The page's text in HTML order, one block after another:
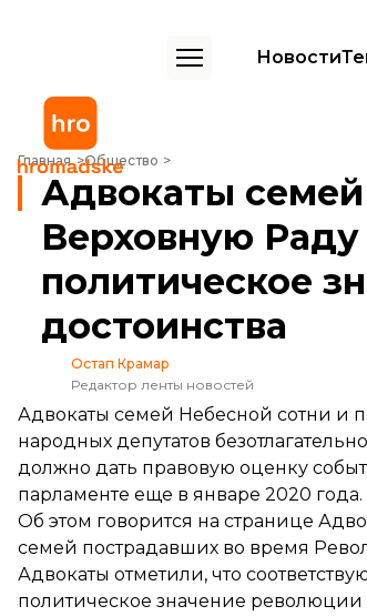
Новости
Главная Общество
Адвокаты семей Небесной сотни призвали
Адвокаты
Верховную
политическое
достоинства
Остап Крамар
Редактор ленты новостей
Адвокаты семей Небесной сотни и
народных депутатов
должно дать правовую оценку
парламенте еще в январе 2020 года.
Об этом говорится на странице
семей пострадавших во время
Адвокаты отметили, что
политическое значение революции